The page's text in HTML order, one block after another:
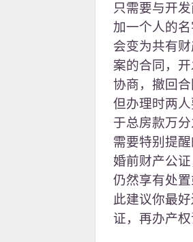
只需要与开
加一个人的
会变为共有
案的合同，
协商，撤回合
但办理时两
于总房款万分
需要特别提
婚前财产公
仍然享有处
此建议你最
证，再办产权